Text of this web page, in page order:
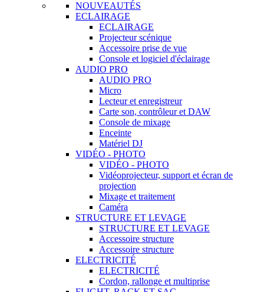
NOUVEAUTÉS
ECLAIRAGE
ECLAIRAGE
Projecteur scénique
Accessoire prise de vue
Console et logiciel d'éclairage
AUDIO PRO
AUDIO PRO
Micro
Lecteur et enregistreur
Carte son, contrôleur et DAW
Console de mixage
Enceinte
Matériel DJ
VIDÉO - PHOTO
VIDÉO - PHOTO
Vidéoprojecteur, support et écran de
projection
Mixage et traitement
Caméra
STRUCTURE ET LEVAGE
STRUCTURE ET LEVAGE
Accessoire structure
Accessoire structure
ELECTRICITÉ
ELECTRICITÉ
Cordon, rallonge et multiprise